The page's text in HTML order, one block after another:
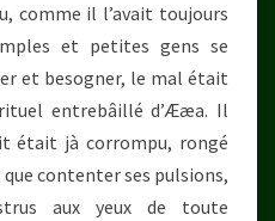
comme il l’avait toujours
et petites gens se
et besogner, le mal était
entrebâillé d’Ææa. Il
était jà corrompu, rongé
contenter ses pulsions,
aux yeux de toute